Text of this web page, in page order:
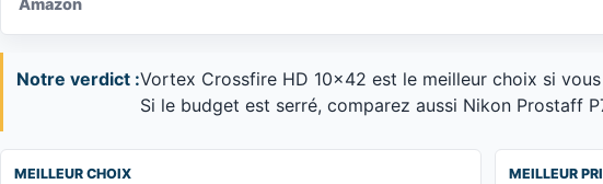
Amazon
Notre verdict :Vortex Crossfire HD 10x42 est le meilleur choix si
Si le budget est serré, comparez aussi Nikon Prostaff
MEILLEUR CHOIX MEILLEUR